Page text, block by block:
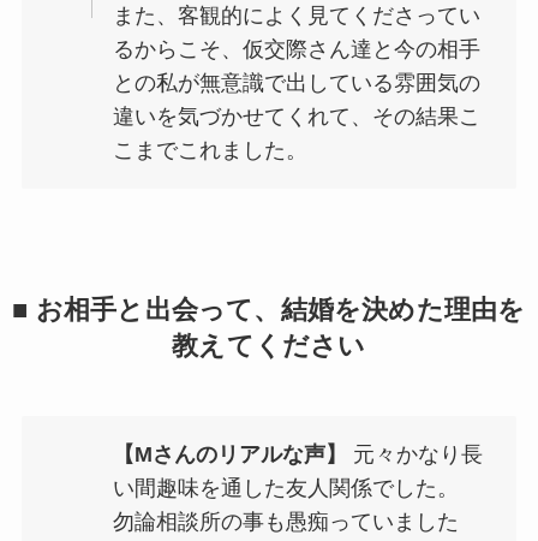
また、客観的によく見てくださってい
るからこそ、仮交際さん達と今の相手
との私が無意識で出している雰囲気の
違いを気づかせてくれて、その結果こ
こまでこれました。
■ お相手と出会って、結婚を決めた理由を
教えてください
【Mさんのリアルな声】
元々かなり長
い間趣味を通した友人関係でした。
勿論相談所の事も愚痴っていました